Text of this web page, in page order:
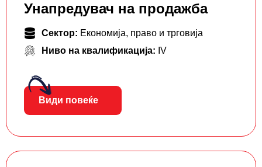
Унапредувач на продажба
Сектор: Економија, право и трговија
Ниво на квалификација: IV
Види повеќе